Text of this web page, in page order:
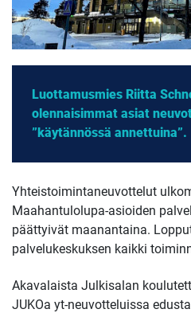
Luottamusmies Riitta
olennaisimmat asiat
”käytännössä annettuina”.
Yhteistoimintaneuvottelut
Maahantulolupa-asioiden
päättyivät maanantaina.
palvelukeskuksen kaikki
Akavalaista Julkisalan
JUKOa yt-neuvotteluissa